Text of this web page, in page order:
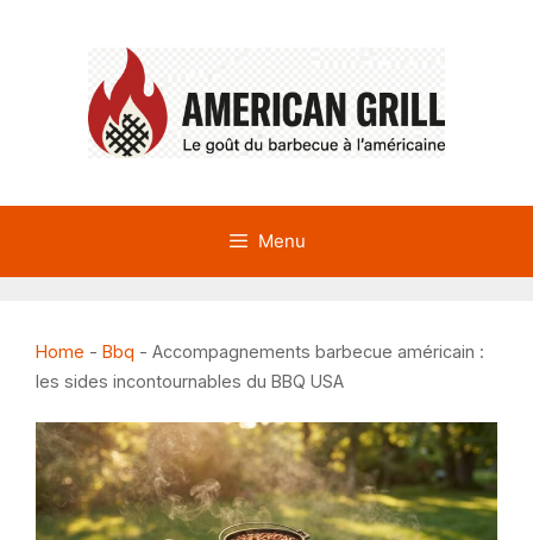
Menu
Home - Bbq - Accompagnements barbecue américain :
les sides incontournables du BBQ USA